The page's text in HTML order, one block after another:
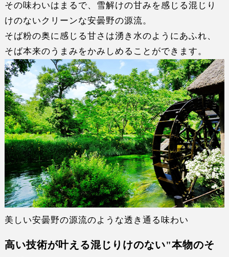
その味わいはまるで、雪解けの甘みを感じる混じり
けのないクリーンな安曇野の源流。
そば粉の奥に感じる甘さは湧き水のよう にあふれ、
そば本来のうまみ をかみしめることができます。
美しい安曇野の源流のような透き通る味わい
高い技術が叶える混じりけのない"本物のそ